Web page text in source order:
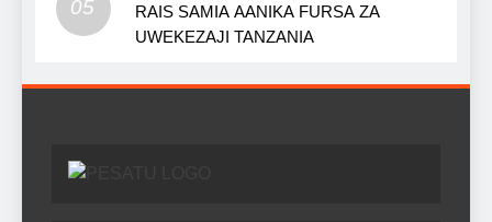
05
RAIS SAMIA AANIKA FURSA ZA
UWEKEZAJI TANZANIA